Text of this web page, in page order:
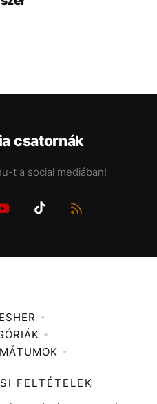
csatornák
t a social mediában!
FELTÉTELEK